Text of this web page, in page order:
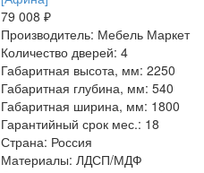
79 008 ₽
Производитель: Мебель Маркет
Количество дверей: 4
Габаритная высота, мм: 2250
Габаритная глубина, мм: 540
Габаритная ширина, мм: 1800
Гарантийный срок мес.: 18
Страна: Россия
Материалы: ЛДСП/МДФ